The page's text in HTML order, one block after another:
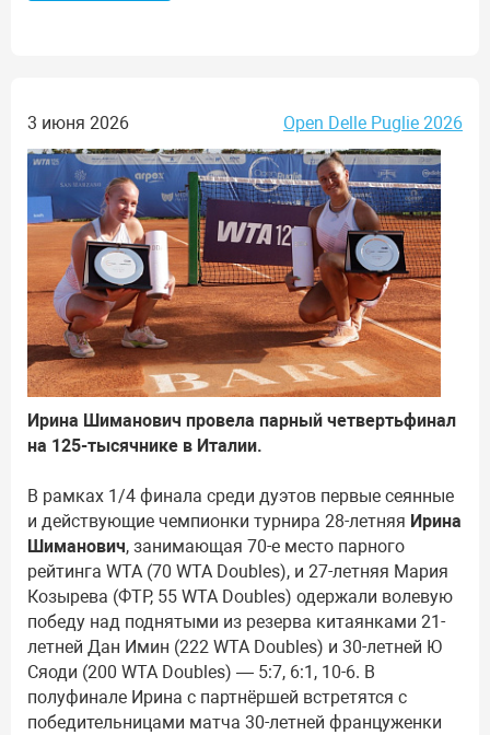
3 июня 2026 Open Delle Puglie 2026
Ирина Шиманович провела парный четвертьфинал
на 125-тысячнике в Италии.
В рамках 1/4 финала среди дуэтов первые сеянные
и действующие чемпионки турнира 28-летняя Ирина
Шиманович, занимающая 70-е место парного
рейтинга WTA (70 WTA Doubles), и 27-летняя Мария
Козырева (ФТР, 55 WTA Doubles) одержали волевую
победу над поднятыми из резерва китаянками 21-
летней Дан Имин (222 WTA Doubles) и 30-летней Ю
Сяоди (200 WTA Doubles) — 5:7, 6:1, 10-6. В
полуфинале Ирина с партнёршей встретятся с
победительницами матча 30-летней француженки